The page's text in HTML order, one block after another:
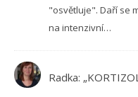
"osvětluje". Daří se
na intenzivní…
Radka: